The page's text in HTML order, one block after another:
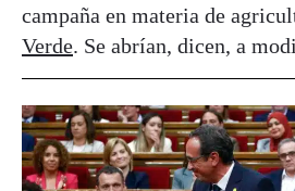
campaña en materia de
Verde. Se abrían, dicen, a